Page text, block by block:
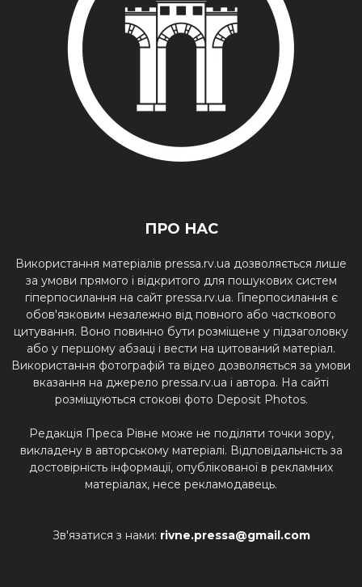
ПРО НАС
Використання матеріалів pressa.rv.ua дозволяється лише
за умови прямого і відкритого для пошукових систем
гіперпосилання на сайт pressa.rv.ua. Гіперпосилання є
обов'язковим незалежно від повного або часткового
цитування. Воно повинно бути розміщене у підзаголовку
або у першому абзаці і вести на цитований матеріал.
Використання фотографій та відео дозволяється за умови
вказання на джерело pressa.rv.ua і автора. На сайті
розміщуються стокові фото Deposit Photos.
Редакція Преса Рівне може не поділяти точки зору,
викладену в авторському матеріалі. Відповідальність за
достовірність інформації, опублікованої в рекламних
матеріалах, несе рекламодавець.
Зв'язатися з нами: rivne.pressa@gmail.com